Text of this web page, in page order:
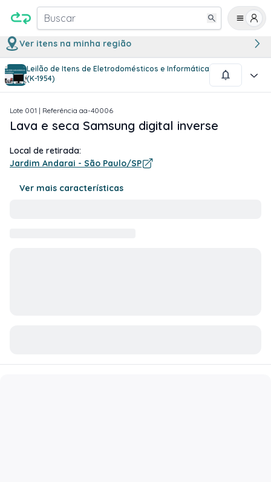
Buscar
Ver itens na minha região
Leilão de Itens de Eletrodomésticos e Informática
(K-1954)
1/1
Lote 001 | Referência aa-40006
Lava e seca Samsung digital inverse
Local de retirada:
Jardim Andarai - São Paulo/SP
Ver mais características